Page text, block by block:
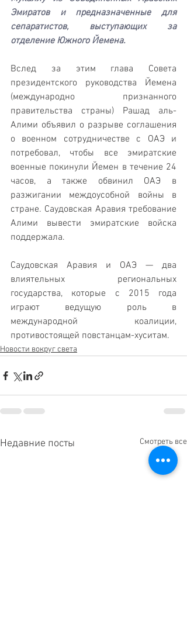
Эмиратов и предназначенные для
сепаратистов, выступающих за
отделение Южного Йемена.
Вслед за этим глава Совета
президентского руководства Йемена
(международно признанного
правительства страны) Рашад аль-
Алими объявил о разрыве соглашения
о военном сотрудничестве с ОАЭ и
потребовал, чтобы все эмиратские
военные покинули Йемен в течение 24
часов, а также обвинил ОАЭ в
разжигании междоусобной войны в
стране. Саудовская Аравия требование
Алими вывести эмиратские войска
поддержала.
Саудовская Аравия и ОАЭ — два
влиятельных региональных
государства, которые с 2015 года
играют ведущую роль в
международной коалиции,
противостоящей повстанцам-хуситам.
Новости вокруг света
Недавние посты Смотреть все